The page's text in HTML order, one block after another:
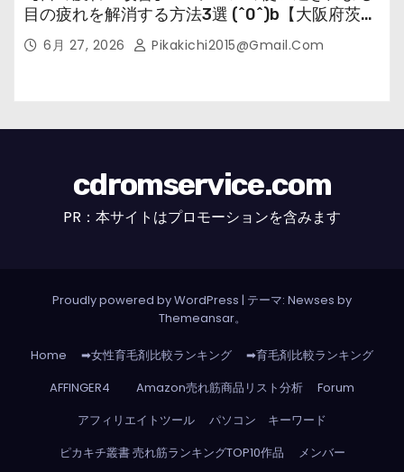
目の疲れを解消する方法3選 (^0^)b【大阪府茨木
市の女性・美容鍼灸・整体師が教えます。】
6月 27, 2026 Pikakichi2015@gmail.com
cdromservice.com
PR：本サイトはプロモーションを含みます
Proudly powered by WordPress | テーマ: Newses by
Themeansar。
Home ➡女性育毛剤比較ランキング
➡育毛剤比較ランキング
AFFINGER4
Amazon売れ筋商品リスト分析
Forum
アフィリエイトツール
パソコン キーワード
ピカキチ叢書 売れ筋ランキングTOP10作品
メンバー